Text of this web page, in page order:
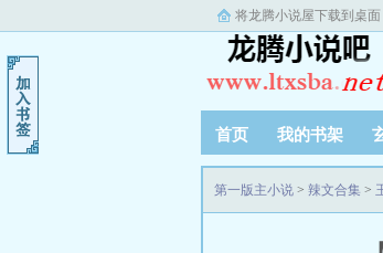
将龙腾小说屋下载到桌面
首页 我的书架
第一版主小说 > 辣文合集 >